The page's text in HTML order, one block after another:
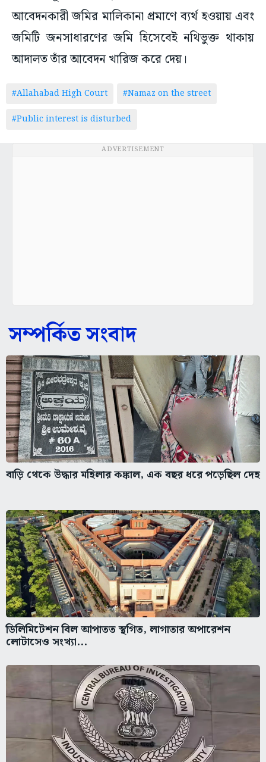
আবেদনকারী জমির মালিকানা প্রমাণে ব্যর্থ হওয়ায় এবং
জমিটি জনসাধারণের জমি হিসেবেই নথিভুক্ত থাকায়
আদালত তাঁর আবেদন খারিজ করে দেয়।
#Allahabad High Court
#Namaz on the street
#Public interest is disturbed
ADVERTISEMENT
সম্পর্কিত সংবাদ
বাড়ি থেকে উদ্ধার মহিলার কঙ্কাল, এক বছর ধরে পড়েছিল দেহ
ডিলিমিটেশন বিল আপাতত স্থগিত, লাগাতার অপারেশন
লোটাসেও সংখ্যা...